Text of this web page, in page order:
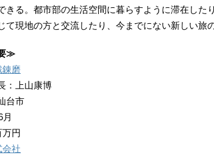
きる。都市部の生活空間に暮らすように滞在した
て現地の方と交流したり、今までにない新しい旅
≫
錬磨
：上山康博
台市
万円
会社